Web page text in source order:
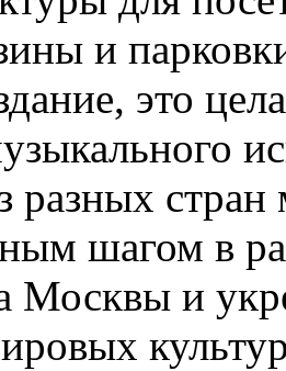
и
это
разных
шагом в
Москвы и